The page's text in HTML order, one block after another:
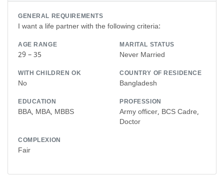
GENERAL REQUIREMENTS
I want a life partner with the following criteria:
AGE RANGE
29 – 35
MARITAL STATUS
Never Married
WITH CHILDREN OK
No
COUNTRY OF RESIDENCE
Bangladesh
EDUCATION
BBA, MBA, MBBS
PROFESSION
Army officer, BCS Cadre,
Doctor
COMPLEXION
Fair